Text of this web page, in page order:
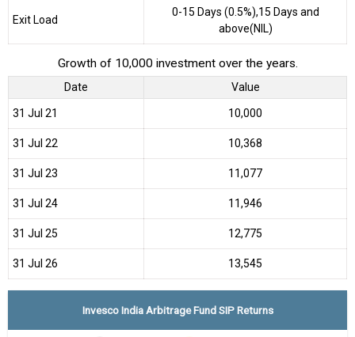
Exit Load
0-15 Days (0.5%),15 Days and
above(NIL)
Growth of 10,000 investment over the years.
Date Value
31 Jul 21 ₹10,000
31 Jul 22 ₹10,368
31 Jul 23 ₹11,077
31 Jul 24 ₹11,946
31 Jul 25 ₹12,775
31 Jul 26 ₹13,545
Invesco India Arbitrage Fund SIP Returns